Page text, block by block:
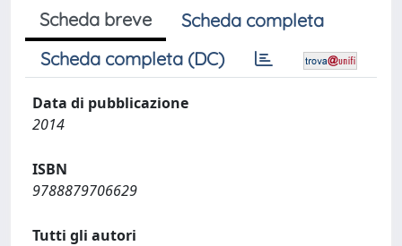
Scheda breve
Scheda completa
Scheda completa (DC)
Data di pubblicazione
2014
ISBN
9788879706629
Tutti gli autori